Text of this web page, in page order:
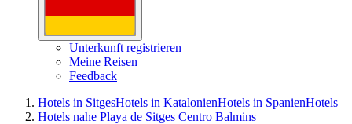
Unterkunft registrieren
Meine Reisen
Feedback
Hotels in SitgesHotels in KatalonienHotels in SpanienHotels
Hotels nahe Playa de Sitges Centro Balmins